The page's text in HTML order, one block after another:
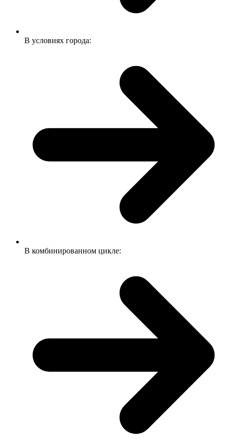
В условиях города:
В комбинированном цикле: